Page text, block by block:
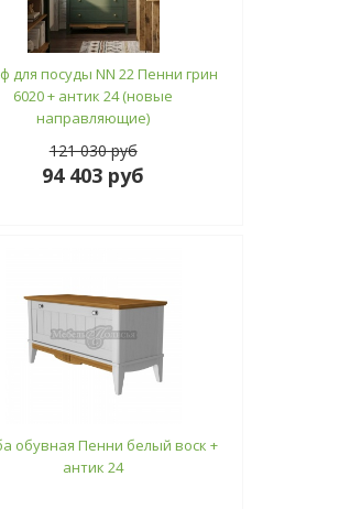
для посуды NN 22 Пенни грин
6020 + антик 24 (новые
направляющие)
121 030 руб
94 403 руб
обувная Пенни белый воск +
антик 24